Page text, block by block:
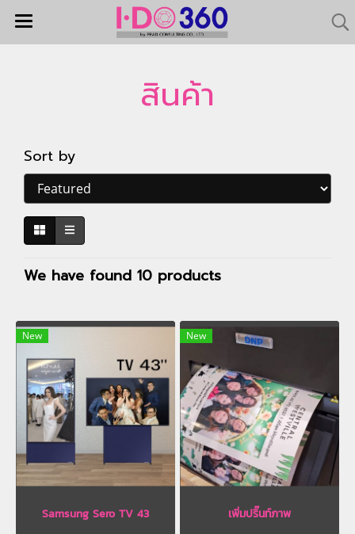
สินค้า
Sort by
We have found 10 products
New
Samsung Sero TV 43
New
เพิ่มปริ๊นท์ภาพ